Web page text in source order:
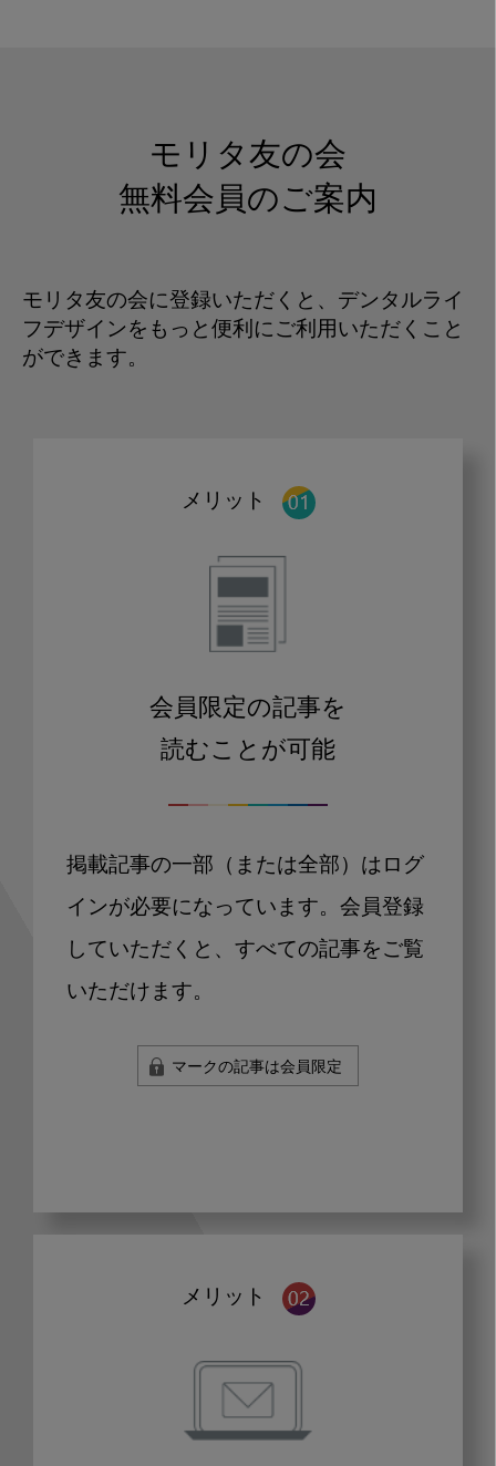
モリタ友の会
無料会員のご案内
モリタ友の会に登録いただくと、デンタルライ
フデザインをもっと便利にご利用いただくこと
ができます。
メリット
会員限定の記事を
読むことが可能
掲載記事の一部（または全部）はログ
インが必要になっています。会員登録
していただくと、すべての記事をご覧
いただけます。
マークの記事は会員限定
メリット